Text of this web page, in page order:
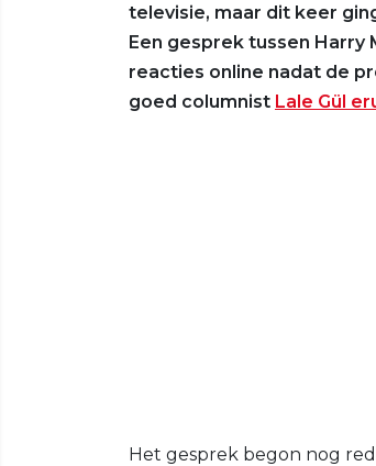
televisie, maar dit keer
Een gesprek tussen Harry
reacties online nadat de
goed columnist Lale Gül
Het gesprek begon nog